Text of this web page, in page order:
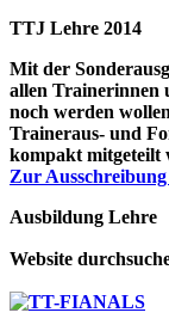
TTJ Lehre 2014
Mit der
allen Trainerinnen
noch werden
Traineraus- und
kompakt mitgeteilt
Zur
Ausbildung Lehre
Website